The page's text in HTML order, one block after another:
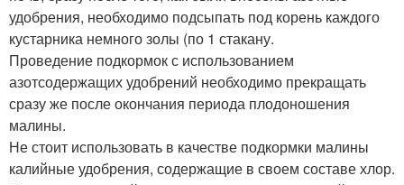
удобрения, необходимо подсыпать под корень каждого
кустарника немного золы (по 1 стакану.
Проведение подкормок с использованием
азотсодержащих удобрений необходимо прекращать
сразу же после окончания периода плодоношения
малины.
Не стоит использовать в качестве подкормки малины
калийные удобрения, содержащие в своем составе хлор.